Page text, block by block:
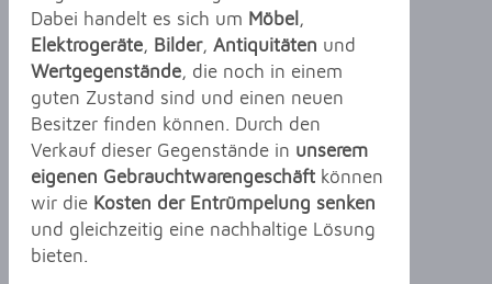
Dabei handelt es sich um Möbel ,
Elektrogeräte, Bilder, Antiquitäten und
Wertgegenstände, die noch in einem
guten Zustand sind und einen neuen
Besitzer finden können. Durch den
Verkauf dieser Gegenstände in unserem
eigenen Gebrauchtwarengeschäft können
wir die Kosten der Entrümpelung senken
und gleichzeitig eine nachhaltige Lösung
bieten.